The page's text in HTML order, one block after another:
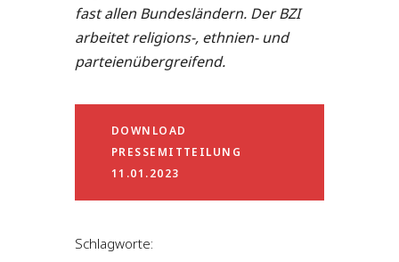
fast allen Bundesländern. Der BZI
arbeitet religions-, ethnien- und
parteienübergreifend.
DOWNLOAD
PRESSEMITTEILUNG
11.01.2023
Schlagworte: